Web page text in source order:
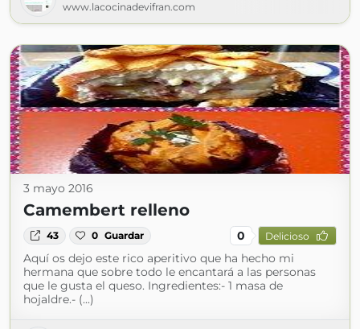
www.lacocinadevifran.com
3 mayo 2016
Camembert relleno
43 0 Guardar 0 Delicioso
Aquí os dejo este rico aperitivo que ha hecho mi
hermana que sobre todo le encantará a las personas
que le gusta el queso. Ingredientes:- 1 masa de
hojaldre.- (...)